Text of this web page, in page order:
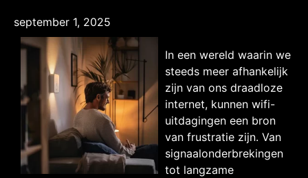
september 1, 2025
In een wereld waarin we
steeds meer afhankelijk
zijn van ons draadloze
internet, kunnen wifi-
uitdagingen een bron
van frustratie zijn. Van
signaalonderbrekingen
tot langzame